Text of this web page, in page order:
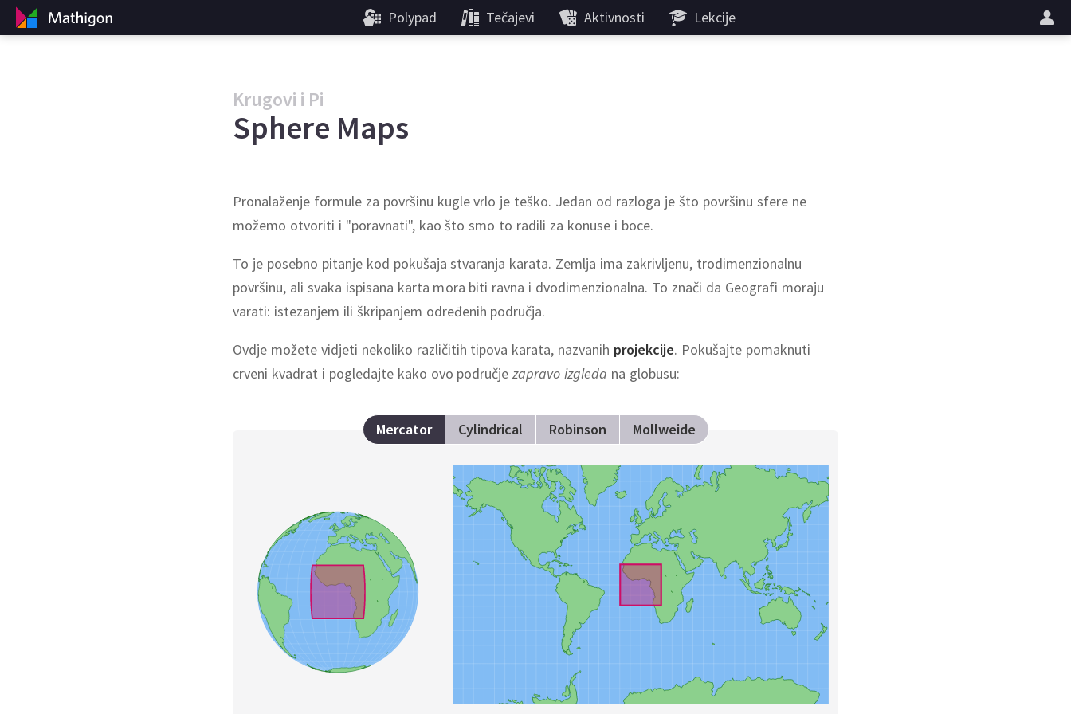
Polypad Tečajevi Aktivnosti Lekcije
Krugovi i Pi
Sphere Maps
Pronalaženje formule za površinu kugle vrlo je teško. Jedan od razloga je što površinu sfere ne
možemo otvoriti i "poravnati", kao što smo to radili za konuse i boce.
To je posebno pitanje kod pokušaja stvaranja karata. Zemlja ima zakrivljenu, trodimenzionalnu
površinu, ali svaka ispisana karta mora biti ravna i dvodimenzionalna. To znači da Geografi moraju
varati: istezanjem ili škripanjem određenih područja.
Ovdje možete vidjeti nekoliko različitih tipova karata, nazvanih projekcije. Pokušajte pomaknuti
crveni kvadrat i pogledajte kako ovo područjezapravo izgleda na globusu:
Mercator Cylindrical Robinson Mollweide